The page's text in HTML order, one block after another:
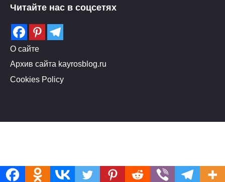
Читайте нас в соцсетях
О сайте
Архив сайта kayrosblog.ru
Cookies Policy